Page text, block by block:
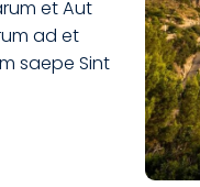
et Aut
ad et
saepe Sint